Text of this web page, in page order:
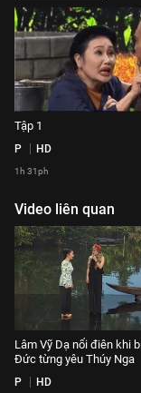
Tập 1
P HD
1h 31ph
Video liên quan
Lâm Vỹ Dạ nổi điên khi
Đức từng yêu Thúy Nga
P HD